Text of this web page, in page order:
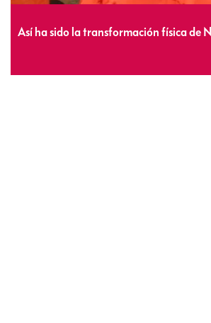
Así ha sido la transformación física de